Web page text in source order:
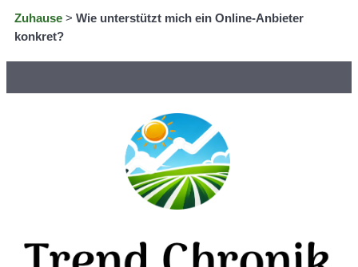
Zuhause > Wie unterstützt mich ein Online-Anbieter
konkret?